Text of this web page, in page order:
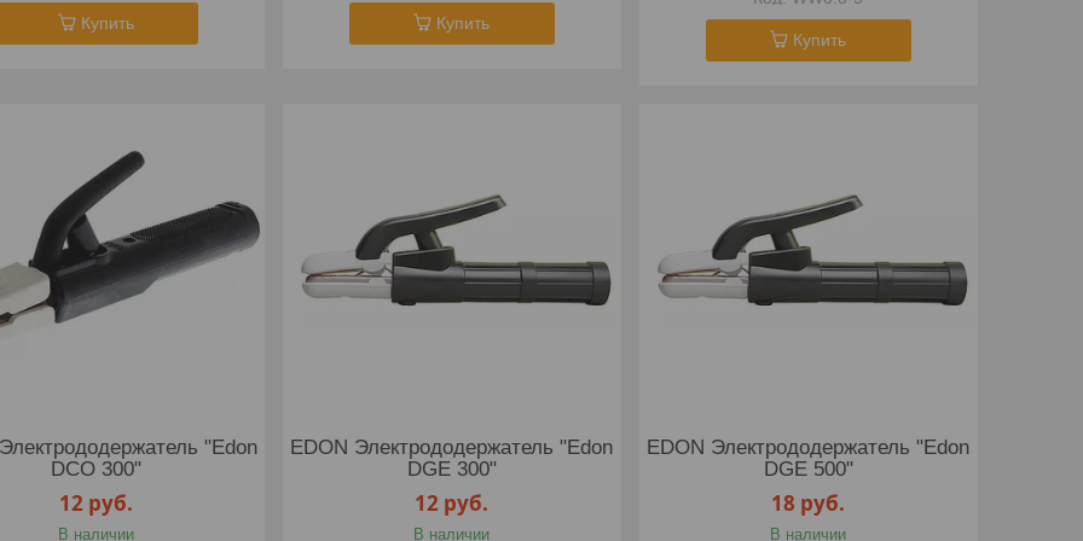
Купить Купить
Купить
"Edon
DCO 300"
12 руб.
В наличии
EDON Электрододержатель "Edon
DGE 300"
12 руб.
В наличии
EDON Электрододержатель "Edon
DGE 500"
18 руб.
В наличии